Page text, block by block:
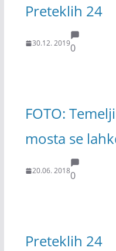
Preteklih 24
30.12. 20190
FOTO:
mosta se
20.06. 20180
Preteklih 24